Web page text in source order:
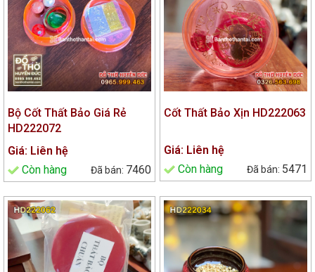
Bộ Cốt Thất Bảo Giá Rẻ
HD222072
Giá: Liên hệ
Còn hàng
7460
Cốt Thất Bảo Xịn HD222063
Giá: Liên hệ
Còn hàng
5471